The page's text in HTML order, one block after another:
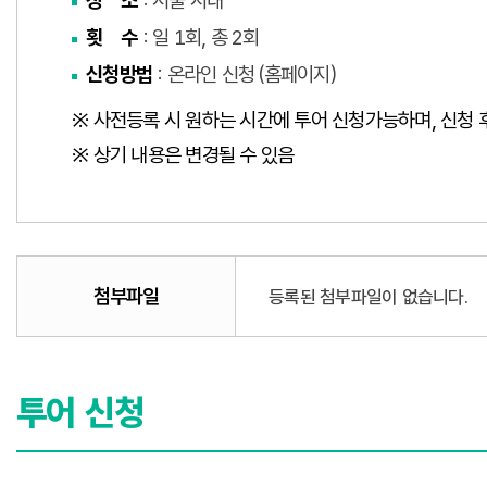
횟 수 : 일 1회, 총 2회
신청방법 : 온라인 신청 (홈페이지)
※ 사전등록 시 원하는 시간에 투어 신청가능하며, 신청
※ 상기 내용은 변경될 수 있음
첨부파일 등록된 첨부파일이 없습니다.
투어 신청